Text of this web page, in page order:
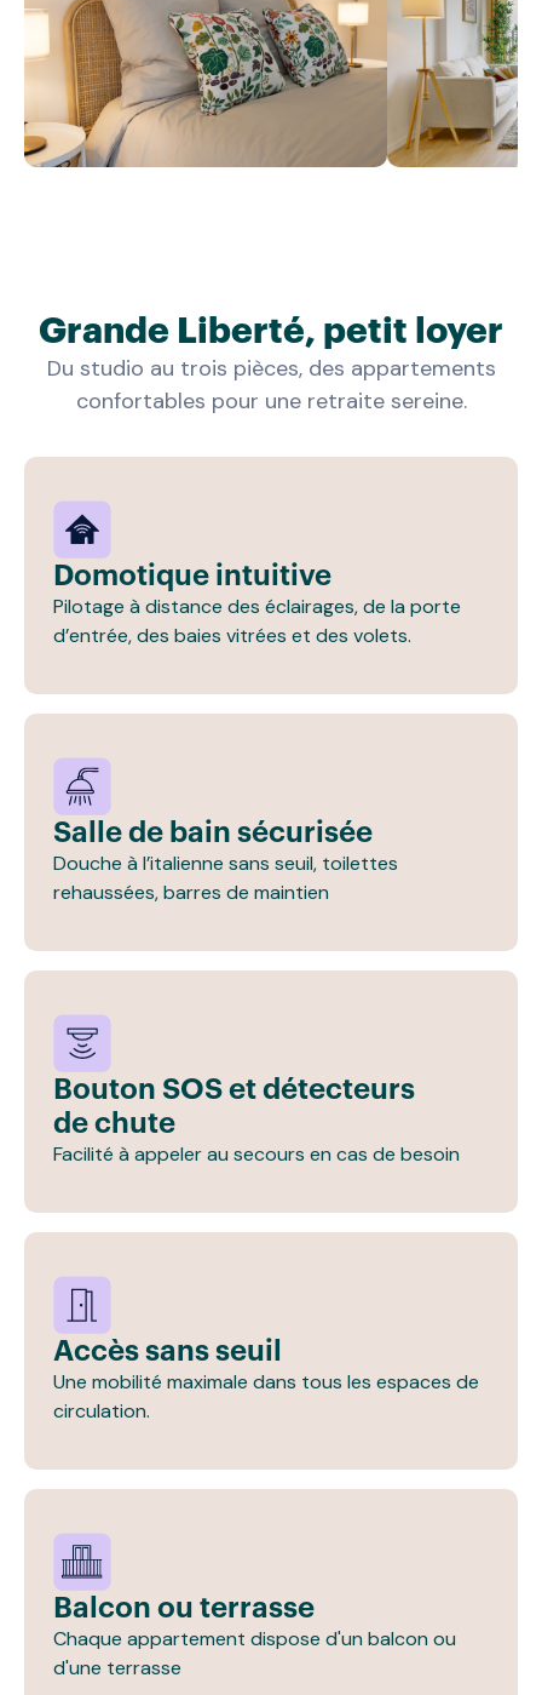
Grande Liberté, petit loyer
Du studio au trois pièces, des appartements
confortables pour une retraite sereine.
Domotique intuitive
Pilotage à distance des éclairages, de la porte
d’entrée, des baies vitrées et des volets.
Salle de bain sécurisée
Douche à l’italienne sans seuil, toilettes
rehaussées, barres de maintien
Bouton SOS et détecteurs
de chute
Facilité à appeler au secours en cas de besoin
Accès sans seuil
Une mobilité maximale dans tous les espaces de
circulation.
Balcon ou terrasse
Chaque appartement dispose d'un balcon ou
d'une terrasse